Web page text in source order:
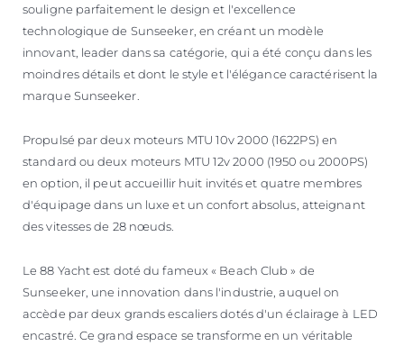
souligne parfaitement le design et l'excellence
technologique de Sunseeker, en créant un modèle
innovant, leader dans sa catégorie, qui a été conçu dans les
moindres détails et dont le style et l'élégance caractérisent la
marque Sunseeker.
Propulsé par deux moteurs MTU 10v 2000 (1622PS) en
standard ou deux moteurs MTU 12v 2000 (1950 ou 2000PS)
en option, il peut accueillir huit invités et quatre membres
d'équipage dans un luxe et un confort absolus, atteignant
des vitesses de 28 nœuds.
Le 88 Yacht est doté du fameux « Beach Club » de
Sunseeker, une innovation dans l'industrie, auquel on
accède par deux grands escaliers dotés d'un éclairage à LED
encastré. Ce grand espace se transforme en un véritable